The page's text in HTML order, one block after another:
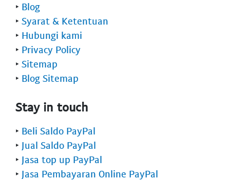
‣ Blog
‣ Syarat & Ketentuan
‣ Hubungi kami
‣ Privacy Policy
‣ Sitemap
‣ Blog Sitemap
Stay in touch
‣ Beli Saldo PayPal
‣ Jual Saldo PayPal
‣ Jasa top up PayPal
‣ Jasa Pembayaran Online PayPal